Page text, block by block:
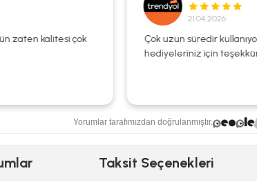
Çok uzun süredir kullanıyorum çok memnunum
hediyeleriniz için teşekkür ediyorum ❤️🌺
Yorumlar tarafımızdan doğrulanmıştır.
Taksit Seçenekleri